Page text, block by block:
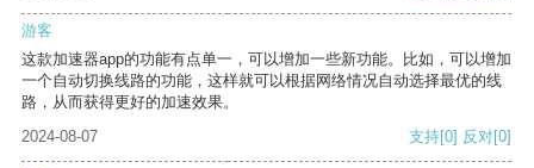
游客
这款加速器app的功能有点单一，可以增加一些新功能。比如，可以增加
一个自动切换线路的功能，这样就可以根据网络情况自动选择最优的线
路，从而获得更好的加速效果。
2024-08-07
支持[0] 反对[0]